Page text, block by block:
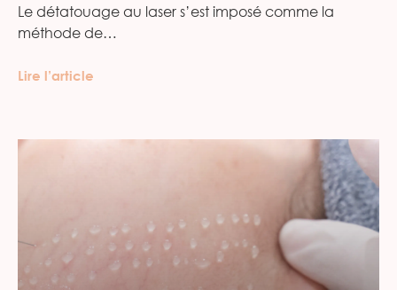
Le détatouage au laser s’est imposé comme la
méthode de…
Lire l’article